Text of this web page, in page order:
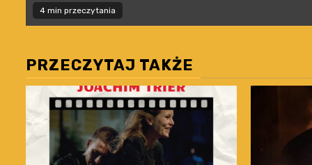
4 min przeczytania
PRZECZYTAJ TAKŻE